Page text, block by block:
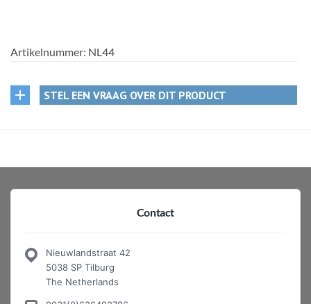
Artikelnummer: NL44
STEL EEN VRAAG OVER DIT PRODUCT
Contact
Nieuwlandstraat 42
5038 SP Tilburg
The Netherlands